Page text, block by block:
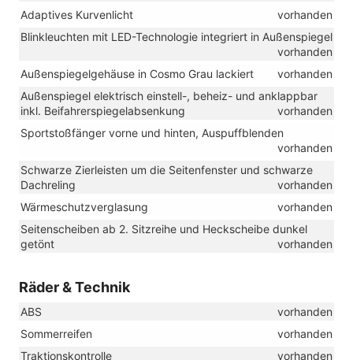
Adaptives Kurvenlicht
vorhanden
Blinkleuchten mit LED-Technologie integriert in Außenspiegel
vorhanden
Außenspiegelgehäuse in Cosmo Grau lackiert
vorhanden
Außenspiegel elektrisch einstell-, beheiz- und anklappbar
inkl. Beifahrerspiegelabsenkung
vorhanden
Sportstoßfänger vorne und hinten, Auspuffblenden
vorhanden
Schwarze Zierleisten um die Seitenfenster und schwarze
Dachreling
vorhanden
Wärmeschutzverglasung
vorhanden
Seitenscheiben ab 2. Sitzreihe und Heckscheibe dunkel
getönt
vorhanden
Räder & Technik
ABS
vorhanden
Sommerreifen
vorhanden
Traktionskontrolle
vorhanden